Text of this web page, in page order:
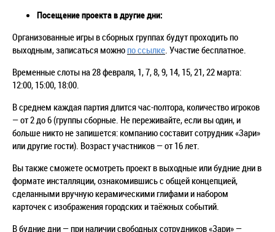
Посещение проекта в другие дни:
Организованные игры в сборных группах будут проходить по
выходным, записаться можно по ссылке. Участие бесплатное.
Временные слоты на28 февраля, 1, 7, 8, 9, 14, 15, 21, 22 марта:
12:00, 15:00, 18:00.
В среднем каждая партия длится час-полтора, количество игроков
— от 2 до 6 (группы сборные. Не переживайте, если вы один, и
больше никто не запишется: компанию составит сотрудник «Зари»
или другие гости). Возраст участников — от 16 лет.
Вы также сможете осмотреть проект в выходные или будние дни в
формате инсталляции, ознакомившись с общей концепцией,
сделанными вручную керамическими глифами и набором
карточек с изображения городских и таёжных событий.
В будние дни — при наличии свободных сотрудников «Зари» —